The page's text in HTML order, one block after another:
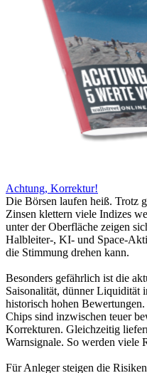
Achtung, Korrektur!
Die Börsen laufen heiß. Trotz
Zinsen klettern viele Indizes
unter der Oberfläche zeigen
Halbleiter-, KI- und Space-
die Stimmung drehen kann.
Besonders gefährlich ist die
Saisonalität, dünner Liquidität
historisch hohen
Chips sind inzwischen teuer
Korrekturen. Gleichzeitig
Warnsignale. So werden viele
Für Anleger steigen die